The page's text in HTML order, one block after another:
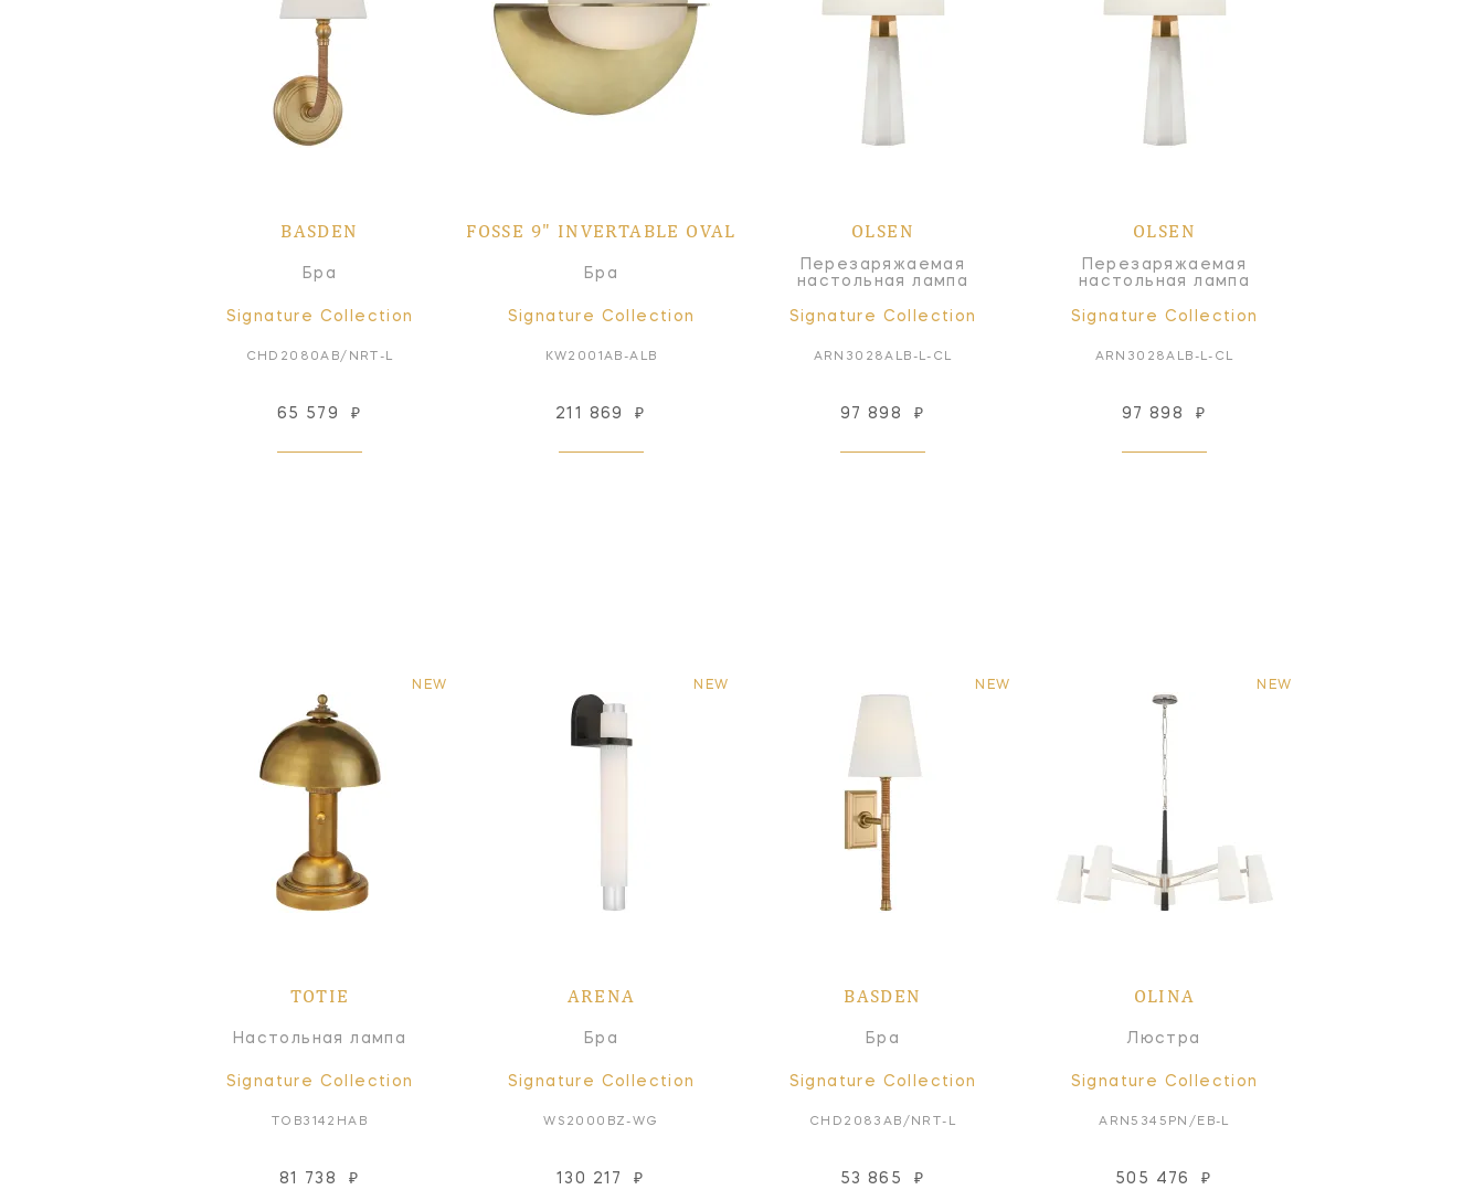
BASDEN
Бра
Signature Collection
CHD2080AB/NRT-L
65 579 ₽
FOSSE 9" INVERTABLE OVAL
Бра
Signature Collection
KW2001AB-ALB
211 869 ₽
OLSEN
Перезаряжаемая
настольная лампа
Signature Collection
ARN3028ALB-L-CL
97 898 ₽
OLSEN
Перезаряжаемая
настольная лампа
Signature Collection
ARN3028ALB-L-CL
97 898 ₽
NEW
TOTIE
Настольная лампа
Signature Collection
TOB3142HAB
81 738 ₽
NEW
ARENA
Бра
Signature Collection
WS2000BZ-WG
130 217 ₽
NEW
BASDEN
Бра
Signature Collection
CHD2083AB/NRT-L
53 865 ₽
NEW
OLINA
Люстра
Signature Collection
ARN5345PN/EB-L
505 476 ₽